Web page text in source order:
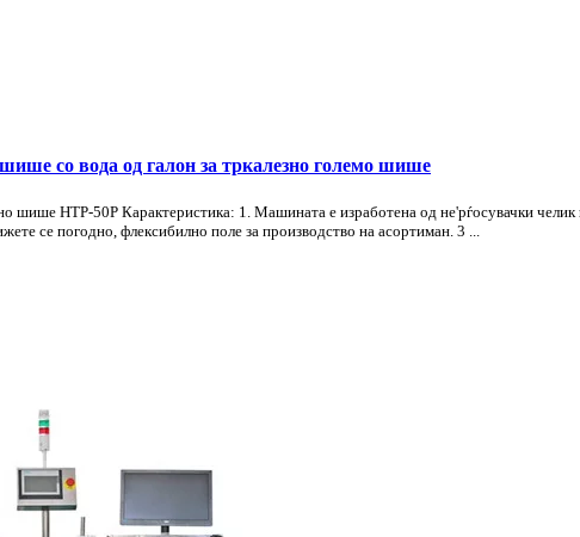
со вода од галон за тркалезно големо шише
шише HTP-50P Карактеристика: 1. Машината е изработена од не'рѓосувачки
се погодно, флексибилно поле за производство на асортиман. 3 ...